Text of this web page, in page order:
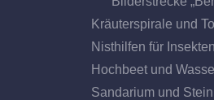
Kräuterspirale und
Nisthilfen für
Hochbeet und
Sandarium und